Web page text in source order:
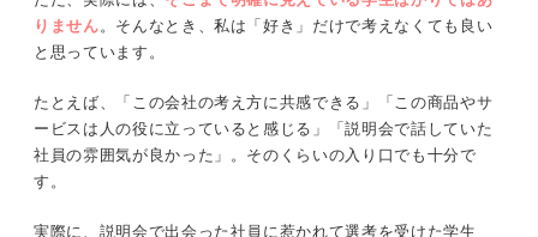
りません 。そんなとき、私は「好き」だけで考えなくても良い
と思っています。
たとえば、「この会社の考え方に共感できる」「この商品やサ
ービスは人の役に立っていると感じる」「説明会で話していた
社員の雰囲気が良かった」。そのくらいの入り口でも十分で
す。
実際に、説明会で出会った社員に惹かれて選考を受けた学生
企業が誰をどうやって幸せにしているか考える
就活でやりたいことがわからないあなたへ伝えたいこと